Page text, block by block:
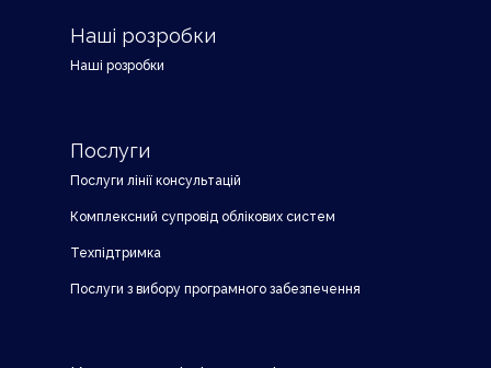
Наші розробки
Наші розробки
Послуги
Послуги лінії консультацій
Комплексний супровід облікових систем
Техпідтримка
Послуги з вибору програмного забезпечення